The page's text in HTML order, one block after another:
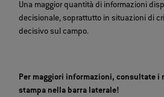
Una maggior quantità di informazioni
decisionale, soprattutto in situazioni di
decisivo sul campo.
Per maggiori informazioni, consultate i
stampa nella barra laterale!